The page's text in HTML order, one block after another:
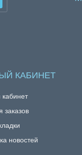
КАБИНЕТ
заказов
новостей